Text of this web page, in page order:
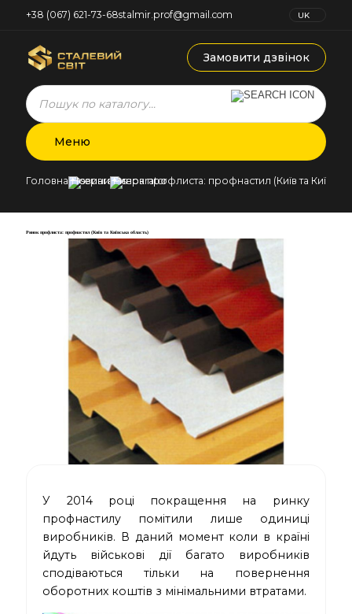
+38 (067) 621-73-68stalmir.prof@gmail.com
UK
Замовити дзвінок
Products
search
Меню
Головна Новини Ринок профлиста: профнастил (Київ та
Ринок профлиста: профнастил (Київ та Київська область)
У 2014 році покращення на ринку
профнастилу помітили лише одиниці
виробників. В даний момент коли в країні
йдуть військові дії багато виробників
сподіваються тільки на повернення
оборотних коштів з мінімальними втратами.